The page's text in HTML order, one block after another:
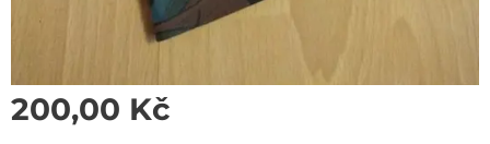
200,00 Kč